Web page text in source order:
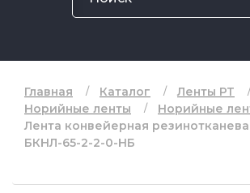
Главная Каталог
Ленты РТ
Норийные ленты
Норийные
Лента конвейерная
БКНЛ-65-2-2-0-НБ